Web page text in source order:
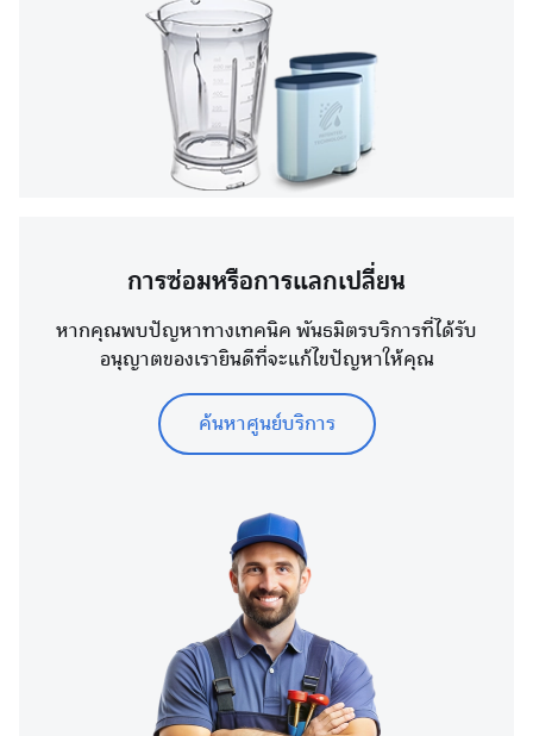
การซ่อมหรือการแลกเปลี่ยน
หากคุณพบปัญหาทางเทคนิค พันธมิตรบริการที่ได้รับ
อนุญาตของเรายินดีที่จะแก้ไขปัญหาให้คุณ
ค้นหาศูนย์บริการ